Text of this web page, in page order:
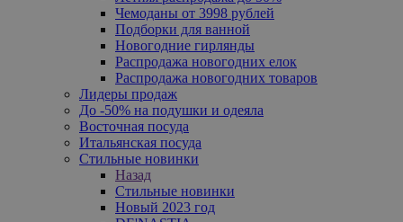
Чемоданы от 3998 рублей
Подборки для ванной
Новогодние гирлянды
Распродажа новогодних елок
Распродажа новогодних товаров
Лидеры продаж
До -50% на подушки и одеяла
Восточная посуда
Итальянская посуда
Стильные новинки
Назад
Стильные новинки
Новый 2023 год